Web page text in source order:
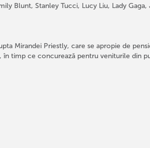
Blunt, Stanley Tucci, Lucy Liu, Lady
Mirandei Priestly, care se apropie de
în timp ce concurează pentru veniturile din